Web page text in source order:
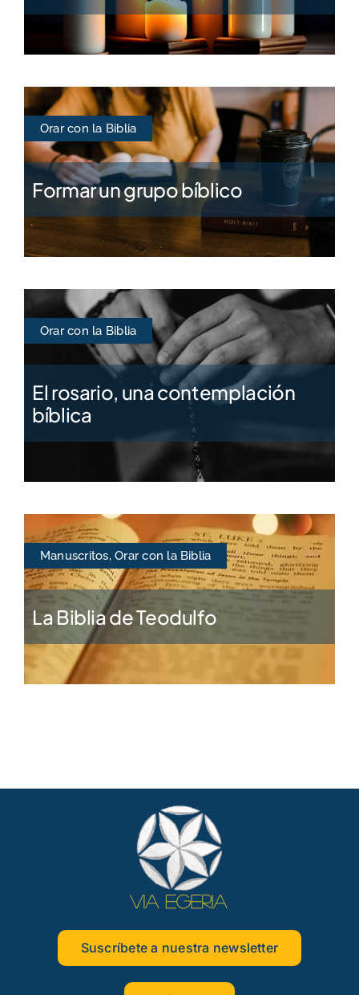
Orar con la Biblia
Formar un grupo bíblico
Orar con la Biblia
El rosario, una contemplación
bíblica
Manuscritos,Orar con la Biblia
La Biblia de Teodulfo
Suscríbete a nuestra newsletter